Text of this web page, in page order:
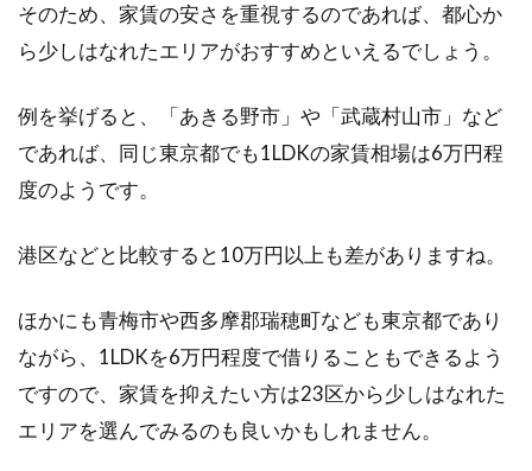
場や注意点を知っておこう
に、木造の家の増築を検討する方もいるのでは
ないでしょう...
2LDKで一人暮らしだからこそできる
2LDKに一人暮らしと聞くと、一人で広々と使え
ってしま...
そのため、家賃の安さを重視するのであれば、都心か
ら少しはなれたエリアがおすすめといえるでしょう。
例を挙げると、「あきる野市」や「武蔵村山市」など
であれば、同じ東京都でも1LDKの家賃相場は6万円程
度のようです。
港区などと比較すると10万円以上も差がありますね。
ほかにも青梅市や西多摩郡瑞穂町なども東京都であり
ながら、1LDKを6万円程度で借りることもできるよう
ですので、家賃を抑えたい方は23区から少しはなれた
エリアを選んでみるのも良いかもしれません。